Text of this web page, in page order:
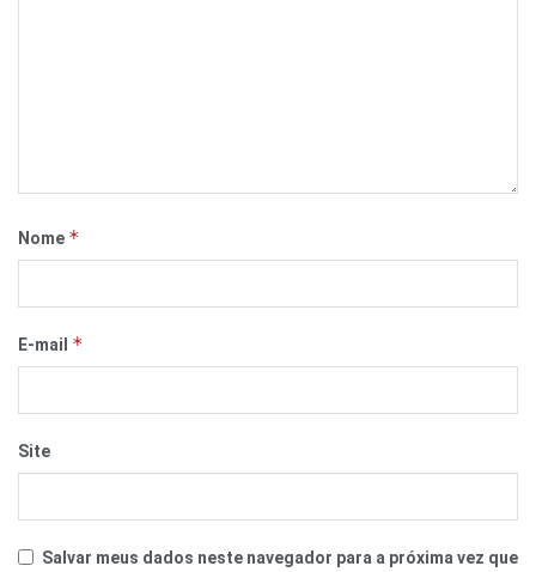
Nome *
E-mail *
Site
Salvar meus dados neste navegador para a próxima vez que